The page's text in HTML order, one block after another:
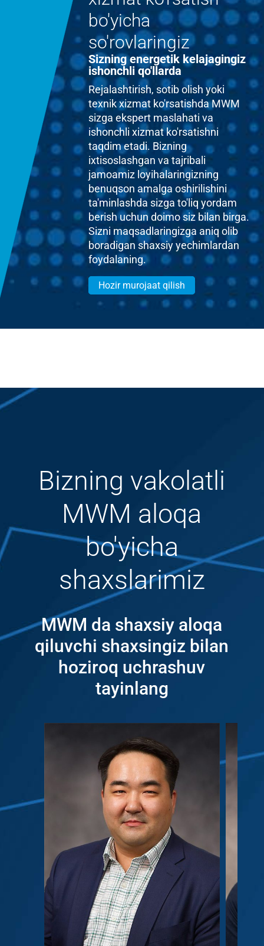
bo'yicha
so'rovlaringiz
Sizning energetik kelajagingiz
ishonchli qo'llarda
Rejalashtirish, sotib olish yoki
texnik xizmat ko'rsatishda MWM
sizga ekspert maslahati va
ishonchli xizmat ko'rsatishni
taqdim etadi. Bizning
ixtisoslashgan va tajribali
jamoamiz loyihalaringizning
benuqson amalga oshirilishini
ta'minlashda sizga to'liq yordam
berish uchun doimo siz bilan birga.
Sizni maqsadlaringizga aniq olib
boradigan shaxsiy yechimlardan
foydalaning.
Hozir murojaat qilish
Bizning vakolatli
MWM aloqa
bo'yicha
shaxslarimiz
MWM da shaxsiy aloqa
qiluvchi shaxsingiz bilan
hoziroq uchrashuv
tayinlang